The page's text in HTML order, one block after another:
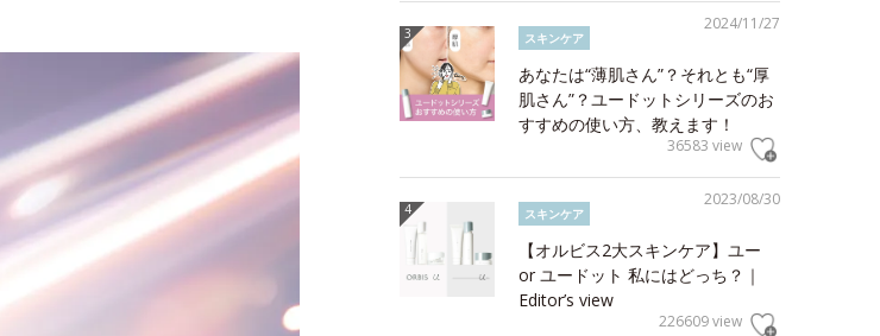
2024/11/27
スキンケア
あなたは“薄肌さん”？それとも“厚
肌さん”？ユードットシリーズのお
すすめの使い方、教えます！
36583 view
2023/08/30
スキンケア
【オルビス2大スキンケア】ユー
or ユードット 私にはどっち？｜
Editor’s view
226609 view